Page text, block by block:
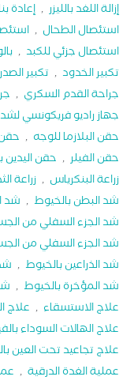
إزالة اللغد بالليزر , إعادة
استئصال الطحال ,
استئصال جزئي للكبد ,
تكبير الخدود , تكبير
جراحة القدم السكري ,
جهاز راديو فريكونسي لشد
حقن البلازما للوجه ,
حقن الفيلر , حقن اليدين
زراعة البنكرياس , زراعة
شد البطن بالخيوط , شد
شد الجزء السفلي من
شد الجزء السفلي من
شد الذراعين بالخيوط ,
شد المؤخرة بالخيوط ,
علاج الاستسقاء , علاج
علاج الهالات السوداء
علاج تجاعيد تحت العين
عملية الغدة الدرقية ,